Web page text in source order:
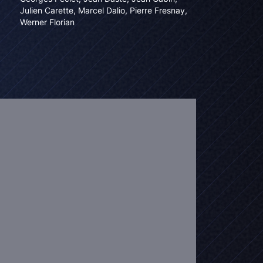
Julien Carette, Marcel Dalio, Pierre Fresnay,
Werner Florian